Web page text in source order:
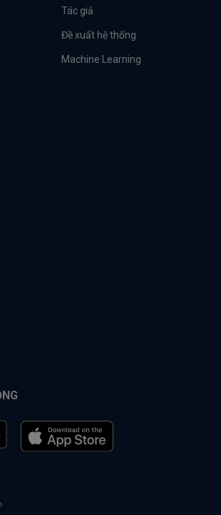
Tác giả
Đề xuất hệ thống
Machine Learning